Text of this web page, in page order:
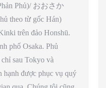
Phủ)/ おおさか
theo từ gốc Hán)
trên đảo Honshū.
phố Osaka. Phủ
sau Tokyo và
hạnh được phục vụ quý